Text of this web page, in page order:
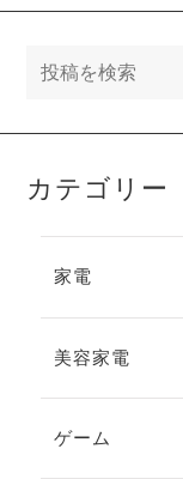
説
カテゴリー
家電
美容家電
ゲーム